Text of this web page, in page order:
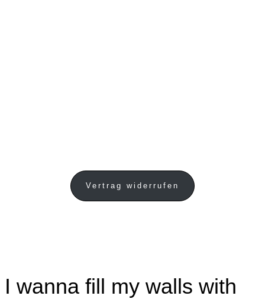
Vertrag widerrufen
I wanna fill my walls with